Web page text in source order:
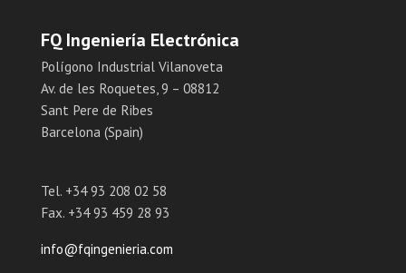
FQ Ingeniería Electrónica
Polígono Industrial Vilanoveta
Av. de les Roquetes, 9 – 08812
Sant Pere de Ribes
Barcelona (Spain)
Tel. +34 93 208 02 58
Fax. +34 93 459 28 93
info@fqingenieria.com